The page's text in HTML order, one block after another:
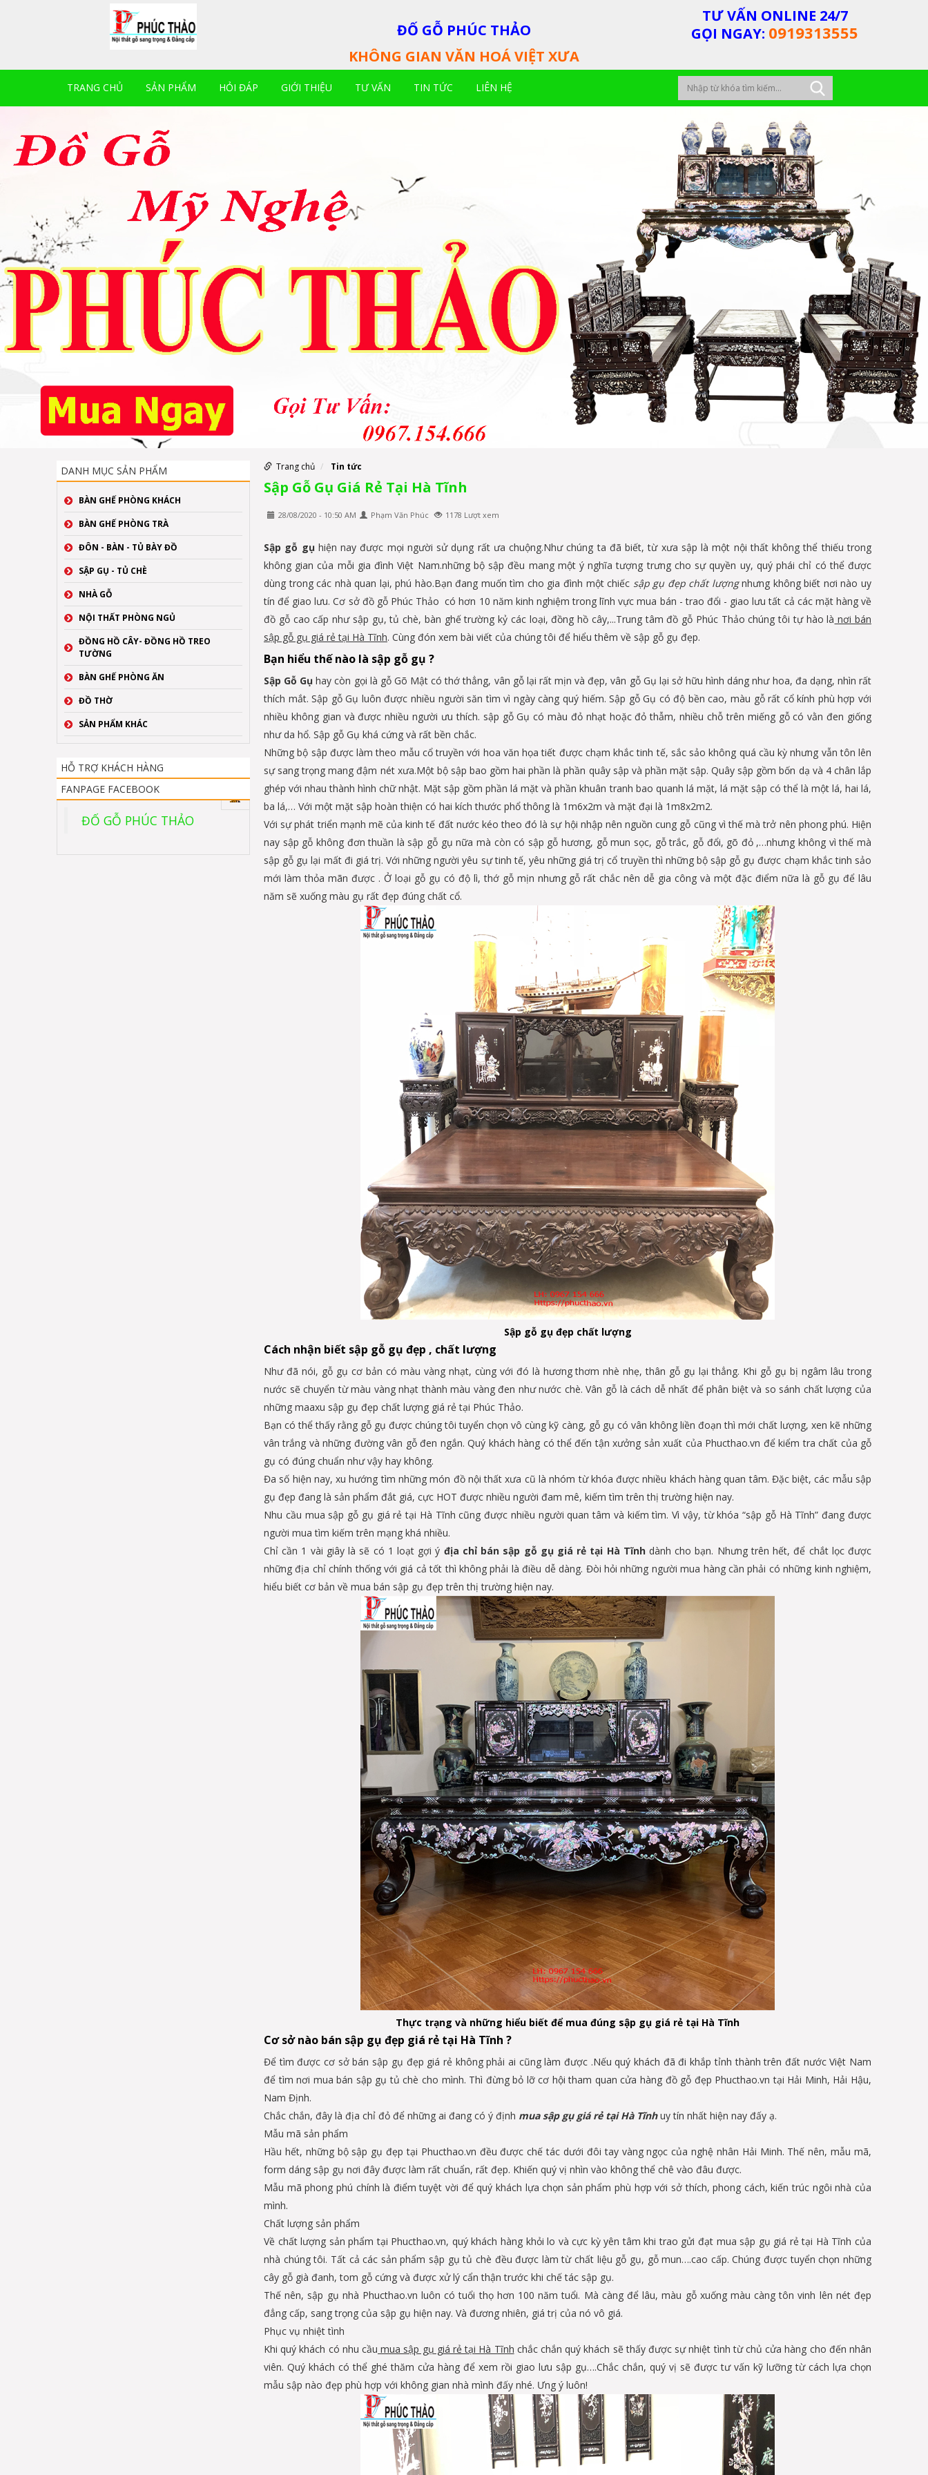
ĐỐ GỖ PHÚC THẢO
KHÔNG GIAN VĂN HOÁ VIỆT XƯA
TƯ VẤN ONLINE 24/7
GỌI NGAY: 0919313555
TRANG CHỦ SẢN PHẨM HỎI ĐÁP GIỚI THIỆU TƯ VẤN TIN TỨC LIÊN HỆ
DANH MỤC SẢN PHẨM
BÀN GHẾ PHÒNG KHÁCH
BÀN GHẾ PHÒNG TRÀ
ĐÔN - BÀN - TỦ BÀY ĐỒ
SẬP GỤ - TỦ CHÈ
NHÀ GỖ
NỘI THẤT PHÒNG NGỦ
ĐỒNG HỒ CÂY- ĐỒNG HỒ TREO
TƯỜNG
BÀN GHẾ PHÒNG ĂN
ĐỒ THỜ
SẢN PHẨM KHÁC
HỖ TRỢ KHÁCH HÀNG
FANPAGE FACEBOOK
ĐỐ GỖ PHÚC THẢO
Trang chủ Tin tức
Sập Gỗ Gụ Giá Rẻ Tại Hà Tĩnh
28/08/2020 - 10:50 AM Phạm Văn Phúc 1178 Lượt xem
Sập gỗ gụ hiện nay được mọi người sử dụng rất ưa chuộng.Như chúng ta đã biết, từ xưa sập là một nội thất không thể thiếu trong
không gian của mỗi gia đình Việt Nam.những bộ sập đều mang một ý nghĩa tượng trưng cho sự quyền uy, quý phái chỉ có thể được
dùng trong các nhà quan lại, phú hào.Bạn đang muốn tìm cho gia đình một chiếc sập gụ đẹp chất lượngnhưng không biết nơi nào uy
tín để giao lưu. Cơ sở đồ gỗ Phúc Thảo có hơn 10 năm kinh nghiệm trong lĩnh vực mua bán - trao đổi - giao lưu tất cả các mặt hàng về
đồ gỗ cao cấp như sập gụ, tủ chè, bàn ghế trường kỷ các loại, đồng hồ cây,...Trung tâm đồ gỗ Phúc Thảo chúng tôi tự hào là nơi bán
sập gỗ gụ giá rẻ tại Hà Tĩnh. Cùng đón xem bài viết của chúng tôi để hiểu thêm về sập gỗ gụ đẹp.
Bạn hiểu thế nào là sập gỗ gụ ?
Sập Gỗ Gụhay còn gọi là gỗ Gõ Mật có thớ thẳng, vân gỗ lại rất mịn và đẹp, vân gỗ Gụ lại sở hữu hình dáng như hoa, đa dạng, nhìn rất
thích mắt. Sập gỗ Gụ luôn được nhiều người săn tìm vì ngày càng quý hiếm. Sập gỗ Gụ có độ bền cao, màu gỗ rất cổ kính phù hợp với
nhiều không gian và được nhiều người ưu thích. sập gỗ Gụ có màu đỏ nhạt hoặc đỏ thẫm, nhiều chỗ trên miếng gỗ có vằn đen giống
như da hổ. Sập gỗ Gụ khá cứng và rất bền chắc.
Những bộ sập được làm theo mẫu cổ truyền với hoa văn họa tiết được chạm khắc tinh tế, sắc sảo không quá cầu kỳ nhưng vẫn tôn lên
sự sang trọng mang đậm nét xưa.Một bộ sập bao gồm hai phần là phần quây sập và phần mặt sập. Quây sập gồm bốn dạ và 4 chân lắp
ghép với nhau thành hình chữ nhật. Mặt sập gồm phần lá mặt và phần khuân tranh bao quanh lá mặt, lá mặt sập có thể là một lá, hai lá,
ba lá,… Với một mặt sập hoàn thiện có hai kích thước phổ thông là 1m6x2m và mặt đại là 1m8x2m2.
Với sự phát triển mạnh mẽ của kinh tế đất nước kéo theo đó là sự hội nhập nên nguồn cung gỗ cũng vì thế mà trở nên phong phú. Hiện
nay sập gỗ không đơn thuần là sập gỗ gụ nữa mà còn có sập gỗ hương, gỗ mun sọc, gỗ trắc, gỗ đổi, gõ đỏ ,…nhưng không vì thế mà
sập gỗ gụ lại mất đi giá trị. Với những người yêu sự tinh tế, yêu những giá trị cổ truyền thì những bộ sập gỗ gụ được chạm khắc tinh sảo
mới làm thỏa mãn được . Ở loại gỗ gụ có độ lì, thớ gỗ mịn nhưng gỗ rất chắc nên dễ gia công và một đặc điểm nữa là gỗ gụ để lâu
năm sẽ xuống màu gụ rất đẹp đúng chất cổ.
Sập gỗ gụ đẹp chất lượng
Cách nhận biết sập gỗ gụ đẹp , chất lượng
Như đã nói, gỗ gụ cơ bản có màu vàng nhạt, cùng với đó là hương thơm nhè nhẹ, thân gỗ gụ lại thẳng. Khi gỗ gụ bị ngâm lâu trong
nước sẽ chuyển từ màu vàng nhạt thành màu vàng đen như nước chè. Vân gỗ là cách dễ nhất để phân biệt và so sánh chất lượng của
những maaxu sập gụ đẹp chất lượng giá rẻ tại Phúc Thảo.
Bạn có thể thấy rằng gỗ gụ được chúng tôi tuyển chọn vô cùng kỹ càng, gỗ gụ có vân không liền đoạn thì mới chất lượng, xen kẽ những
vân trắng và những đường vân gỗ đen ngắn. Quý khách hàng có thể đến tận xưởng sản xuất của Phucthao.vn để kiểm tra chất của gỗ
gụ có đúng chuẩn như vậy hay không.
Đa số hiện nay, xu hướng tìm những món đồ nội thất xưa cũ là nhóm từ khóa được nhiều khách hàng quan tâm. Đặc biệt, các mẫu sập
gụ đẹp đang là sản phẩm đắt giá, cực HOT được nhiều người đam mê, kiếm tìm trên thị trường hiện nay.
Nhu cầu mua sập gỗ gụ giá rẻ tại Hà Tĩnh cũng được nhiều người quan tâm và kiếm tìm. Vì vậy, từ khóa “sập gỗ Hà Tĩnh” đang được
người mua tìm kiếm trên mạng khá nhiều.
Chỉ cần 1 vài giây là sẽ có 1 loạt gợi ý địa chỉ bán sập gỗ gụ giá rẻ tại Hà Tĩnhdành cho bạn. Nhưng trên hết, để chắt lọc được
những địa chỉ chính thống với giá cả tốt thì không phải là điều dễ dàng. Đòi hỏi những người mua hàng cần phải có những kinh nghiệm,
hiểu biết cơ bản về mua bán sập gụ đẹp trên thị trường hiện nay.
Thực trạng và những hiểu biết để mua đúng sập gụ giá rẻ tại Hà Tĩnh
Cơ sở nào bán sập gụ đẹp giá rẻ tại Hà Tĩnh ?
Để tìm được cơ sở bán sập gụ đẹp giá rẻ không phải ai cũng làm được .Nếu quý khách đã đi khắp tỉnh thành trên đất nước Việt Nam
để tìm nơi mua bán sập gụ tủ chè cho mình. Thì đừng bỏ lỡ cơ hội tham quan cửa hàng đồ gỗ đẹp Phucthao.vn tại Hải Minh, Hải Hậu,
Nam Định.
Chắc chắn, đây là địa chỉ đỏ để những ai đang có ý định mua sập gụ giá rẻ tại Hà Tĩnhuy tín nhất hiện nay đấy ạ.
Mẫu mã sản phẩm
Hầu hết, những bộ sập gụ đẹp tại Phucthao.vn đều được chế tác dưới đôi tay vàng ngọc của nghệ nhân Hải Minh. Thế nên, mẫu mã,
form dáng sập gụ nơi đây được làm rất chuẩn, rất đẹp. Khiến quý vị nhìn vào không thể chê vào đâu được.
Mẫu mã phong phú chính là điểm tuyệt vời để quý khách lựa chọn sản phẩm phù hợp với sở thích, phong cách, kiến trúc ngôi nhà của
mình.
Chất lượng sản phẩm
Về chất lượng sản phẩm tại Phucthao.vn, quý khách hàng khỏi lo và cực kỳ yên tâm khi trao gửi đạt mua sập gụ giá rẻ tại Hà Tĩnh của
nhà chúng tôi. Tất cả các sản phẩm sập gụ tủ chè đều được làm từ chất liệu gỗ gụ, gỗ mun….cao cấp. Chúng được tuyển chọn những
cây gỗ già đanh, tom gỗ cứng và được xử lý cẩn thận trước khi chế tác sập gụ.
Thế nên, sập gụ nhà Phucthao.vn luôn có tuổi thọ hơn 100 năm tuổi. Mà càng để lâu, màu gỗ xuống màu càng tôn vinh lên nét đẹp
đẳng cấp, sang trọng của sập gụ hiện nay. Và đương nhiên, giá trị của nó vô giá.
Phục vụ nhiệt tình
Khi quý khách có nhu cầu mua sập gụ giá rẻ tại Hà Tĩnh chắc chắn quý khách sẽ thấy được sự nhiệt tình từ chủ cửa hàng cho đến nhân
viên. Quý khách có thể ghé thăm cửa hàng để xem rồi giao lưu sập gụ….Chắc chắn, quý vị sẽ được tư vấn kỹ lưỡng từ cách lựa chọn
mẫu sập nào đẹp phù hợp với không gian nhà mình đấy nhé. Ưng ý luôn!